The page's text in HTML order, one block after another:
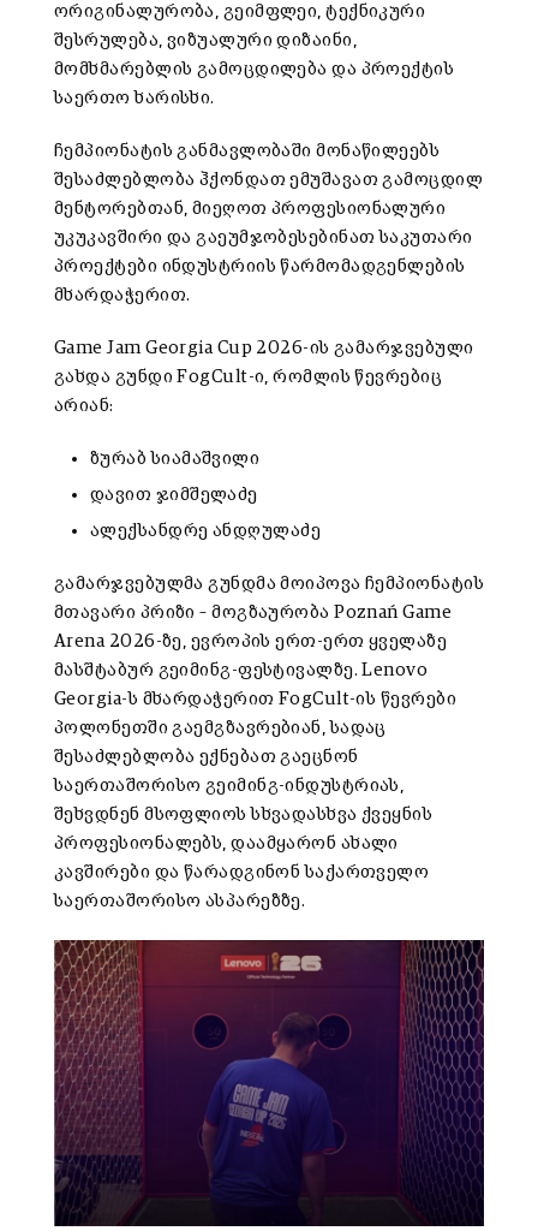
ორიგინალურობა, გეიმფლეი, ტექნიკური
შესრულება, ვიზუალური დიზაინი,
მომხმარებლის გამოცდილება და პროექტის
საერთო ხარისხი.
ჩემპიონატის განმავლობაში მონაწილეებს
შესაძლებლობა ჰქონდათ ემუშავათ გამოცდილ
მენტორებთან, მიეღოთ პროფესიონალური
უკუკავშირი და გაეუმჯობესებინათ საკუთარი
პროექტები ინდუსტრიის წარმომადგენლების
მხარდაჭერით.
Game Jam Georgia Cup 2026-ის გამარჯვებული
გახდა გუნდი FogCult-ი, რომლის წევრებიც
არიან:
ზურაბ სიამაშვილი
დავით ჯიმშელაძე
ალექსანდრე ანდღულაძე
გამარჯვებულმა გუნდმა მოიპოვა ჩემპიონატის
მთავარი პრიზი – მოგზაურობა Poznań Game
Arena 2026-ზე, ევროპის ერთ-ერთ ყველაზე
მასშტაბურ გეიმინგ-ფესტივალზე. Lenovo
Georgia-ს მხარდაჭერით FogCult-ის წევრები
პოლონეთში გაემგზავრებიან, სადაც
შესაძლებლობა ექნებათ გაეცნონ
საერთაშორისო გეიმინგ-ინდუსტრიას,
შეხვდნენ მსოფლიოს სხვადასხვა ქვეყნის
პროფესიონალებს, დაამყარონ ახალი
კავშირები და წარადგინონ საქართველო
საერთაშორისო ასპარეზზე.